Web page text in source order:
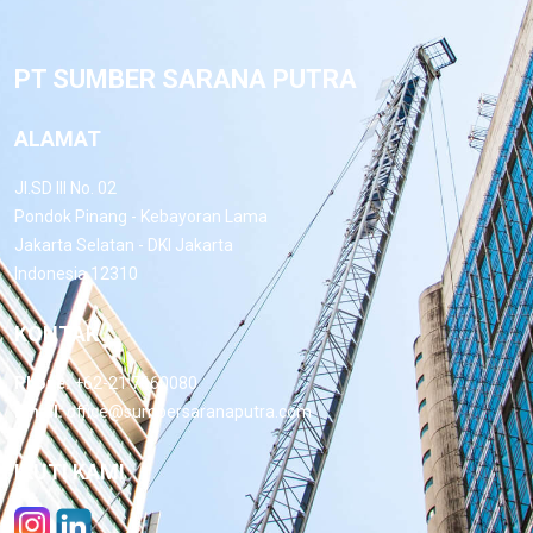
PT SUMBER SARANA PUTRA
ALAMAT
Jl.SD III No. 02
Pondok Pinang - Kebayoran Lama
Jakarta Selatan - DKI Jakarta
Indonesia 12310
KONTAK
Phone: +62-21 7660080
Email:office@sumbersaranaputra.com
IKUTI KAMI